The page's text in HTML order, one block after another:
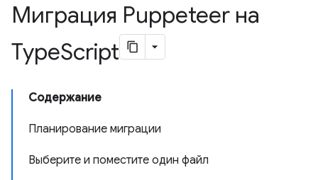
Миграция Puppeteer на
TypeScript
Содержание
Планирование миграции
Выберите и поместите один файл